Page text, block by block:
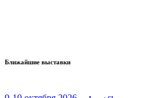
Ближайшие выставки